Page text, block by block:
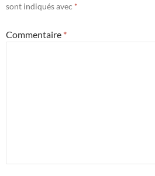
sont indiqués avec *
Commentaire *